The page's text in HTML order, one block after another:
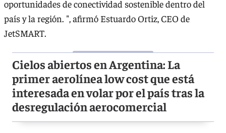
oportunidades de conectividad sostenible dentro del
país y la región. ", afirmó Estuardo Ortiz, CEO de
JetSMART.
Cielos abiertos en Argentina: La
primer aerolínea low cost que está
interesada en volar por el país tras la
desregulación aerocomercial